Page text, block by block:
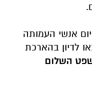
אנשי העמותה
לדיון בהארכת
השלום